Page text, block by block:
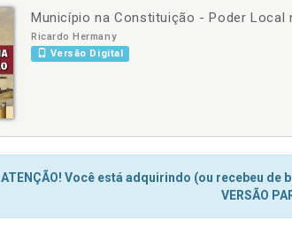
Município na Constituição - Poder
Ricardo Hermany
Versão Digital
- +
ATENÇÃO! Você está adquirindo (ou recebeu
VERSÃO